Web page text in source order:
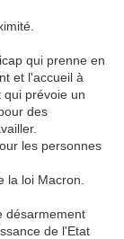
qui prenne en
et l'accueil à
qui prévoie un
des
les personnes
la loi Macron.
désarmement
de l'Etat